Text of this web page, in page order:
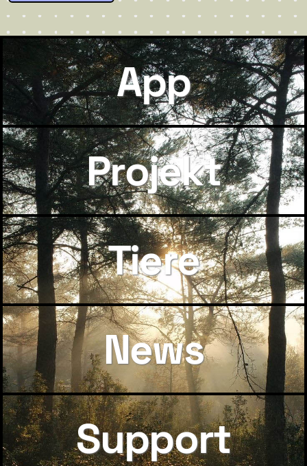
App
Projekt
Tiere
News
Support